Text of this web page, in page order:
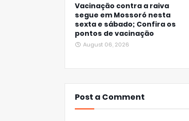
Vacinação contra a raiva
segue em Mossoró nesta
sexta e sábado; Confira os
pontos de vacinação
August 06, 2026
Post a Comment